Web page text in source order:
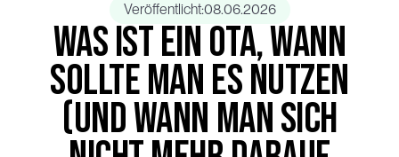
Veröffentlicht:08.06.2026
Was ist ein OTA, wann
sollte man es nutzen
(und wann man sich